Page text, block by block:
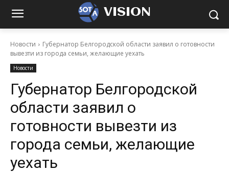
VISION
Новости
Губернатор Белгородской области заявил о готовности
вывезти из города семьи, желающие уехать
Новости
Губернатор Белгородской
области заявил о
готовности вывезти из
города семьи, желающие
уехать